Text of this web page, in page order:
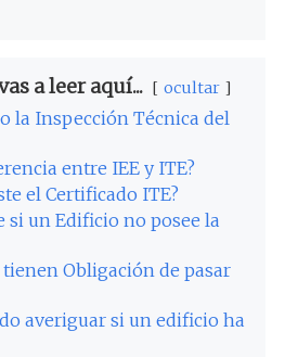
a leer aquí... ocultar
o la Inspección Técnica del
entre IEE y ITE?
el Certificado ITE?
si un Edificio no posee la
tienen Obligación de pasar
averiguar si un edificio ha